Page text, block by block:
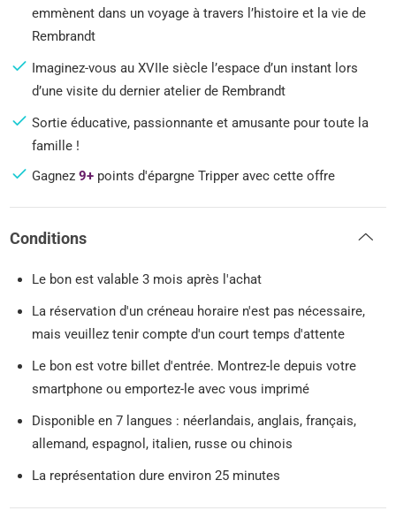
emmènent dans un voyage à travers l’histoire et la vie de
Rembrandt
Imaginez-vous au XVIIe siècle l’espace d’un instant lors
d’une visite du dernier atelier de Rembrandt
Sortie éducative, passionnante et amusante pour toute la
famille !
Gagnez9+ points d'épargne Tripper avec cette offre
Conditions
Le bon est valable 3 mois après l'achat
La réservation d'un créneau horaire n'est pas nécessaire,
mais veuillez tenir compte d'un court temps d'attente
Le bon est votre billet d'entrée. Montrez-le depuis votre
smartphone ou emportez-le avec vous imprimé
Disponible en 7 langues : néerlandais, anglais, français,
allemand, espagnol, italien, russe ou chinois
La représentation dure environ 25 minutes